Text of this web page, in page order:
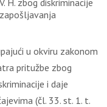
H. zbog diskriminacije
u okviru zakonom
pritužbe zbog
i daje
(čl. 33. st. 1. t.